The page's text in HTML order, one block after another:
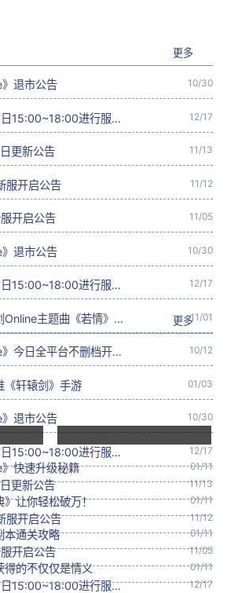
更多
》退市公告 10/30
2019年12月17日15:00~18:00进行服务器优化性能停服维护 12/17
更新公告 11/13
服开启公告 11/12
开启公告 11/05
》退市公告 10/30
2019年12月17日15:00~18:00进行服务器优化性能停服维护 12/17
程潇献唱轩辕剑Online主题曲《若情》唯美MV流出 11/01
《轩辕剑online》今日全平台不删档开启！十五年等待，就在今天！ 10/12
《轩辕剑》手游 01/03
》退市公告 10/30
2019年12月17日15:00~18:00进行服务器优化性能停服维护 12/17
更新公告 11/13
服开启公告 11/12
开启公告 11/05
2019年12月17日15:00~18:00进行服务器优化性能停服维护 12/17
更多
快速升级秘籍 01/11
》让你轻松破万！ 01/11
本通关攻略 01/11
得的不仅仅是情义 01/11